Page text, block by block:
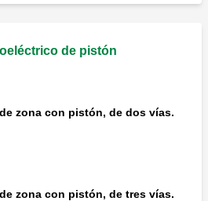
de pistón
zona con pistón, de dos vías.
zona con pistón, de tres vías.